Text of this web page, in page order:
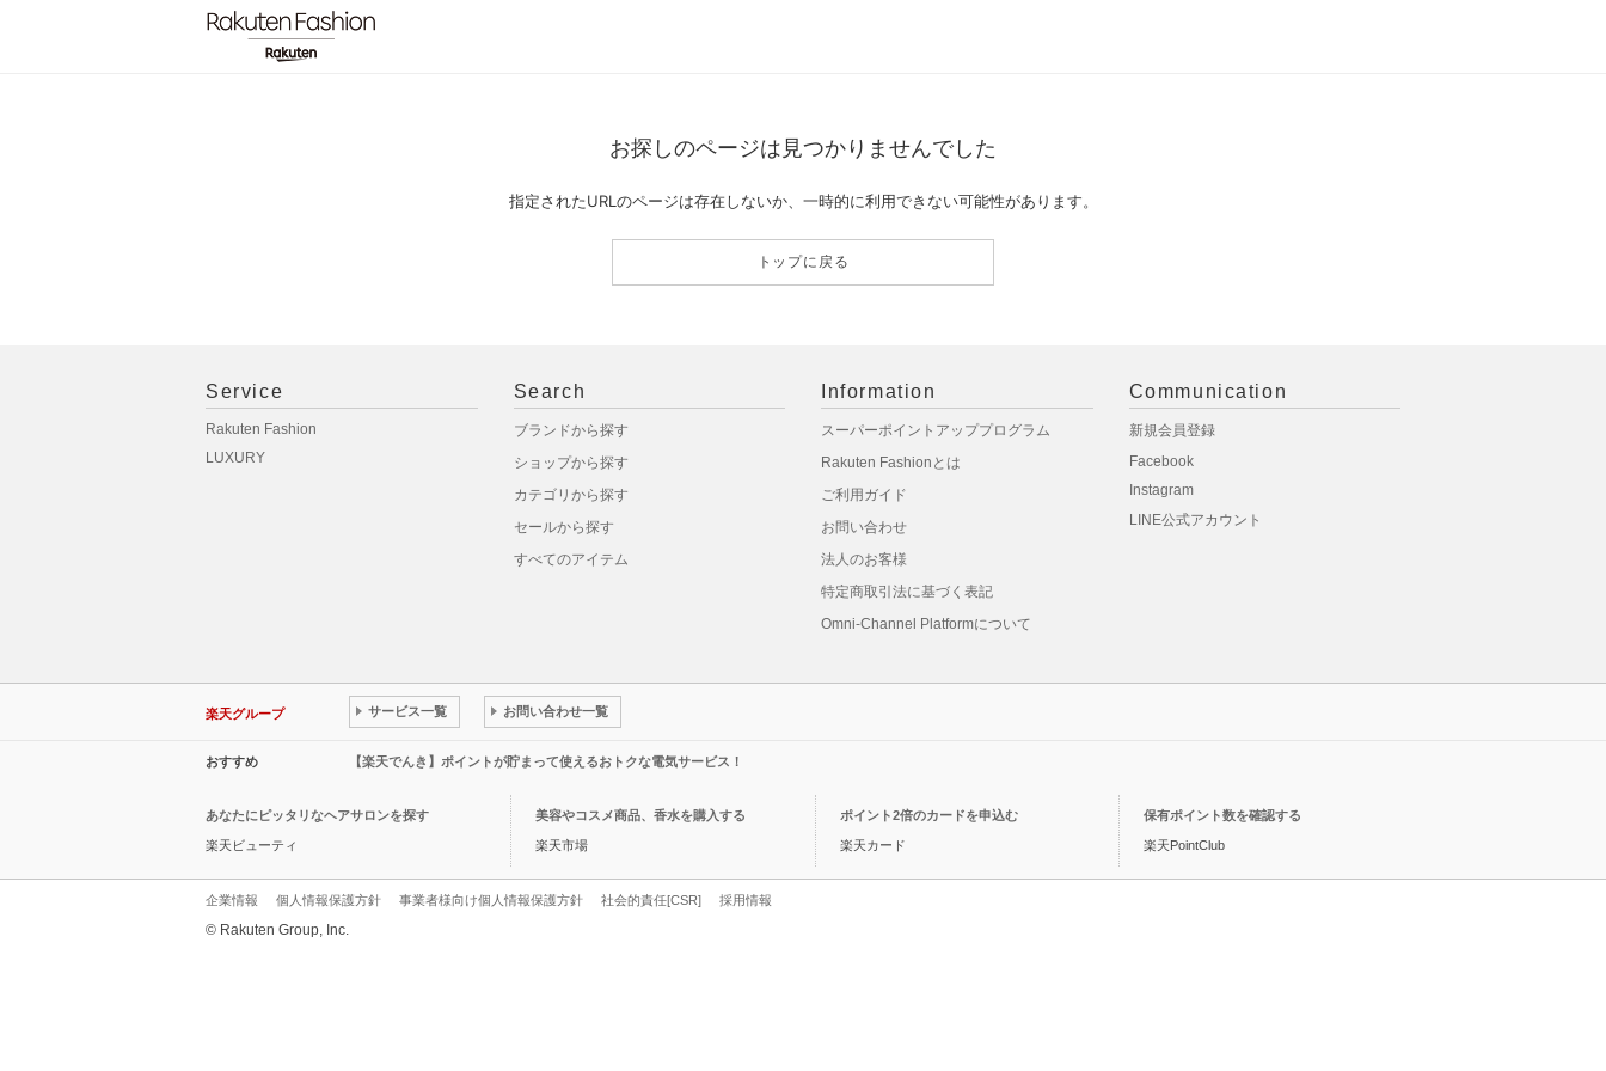
お探しのページは見つかりませんでした
指定されたURLのページは存在しないか、一時的に利用できない可能性があります。
トップに戻る
Service
Rakuten Fashion
LUXURY
Search
ブランドから探す
ショップから探す
カテゴリから探す
セールから探す
すべてのアイテム
Information
スーパーポイントアッププログラム
Rakuten Fashionとは
ご利用ガイド
お問い合わせ
法人のお客様
特定商取引法に基づく表記
Omni-Channel Platformについて
Communication
新規会員登録
Facebook
Instagram
LINE公式アカウント
楽天グループ サービス一覧 お問い合わせ一覧
おすすめ 【楽天でんき】ポイントが貯まって使えるおトクな電気サービス！
あなたにピッタリなヘアサロンを探す
楽天ビューティ
美容やコスメ商品、香水を購入する
楽天市場
ポイント2倍のカードを申込む
楽天カード
保有ポイント数を確認する
楽天PointClub
企業情報 個人情報保護方針 事業者様向け個人情報保護方針 社会的責任[CSR] 採用情報
© Rakuten Group, Inc.